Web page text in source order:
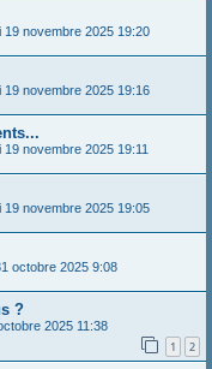
19 novembre 2025 19:20
19 novembre 2025 19:16
19 novembre 2025 19:11
19 novembre 2025 19:05
octobre 2025 9:08
?
2025 11:38
1 2